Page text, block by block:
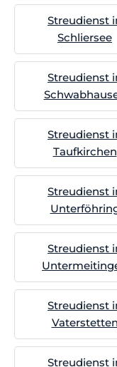
Streudienst
Schliersee
Streudienst
Streudienst
Taufkirchen
Streudienst
Streudienst
Streudienst
Vaterstetten
Streudienst